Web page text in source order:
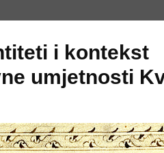
i kontekst
umjetnosti